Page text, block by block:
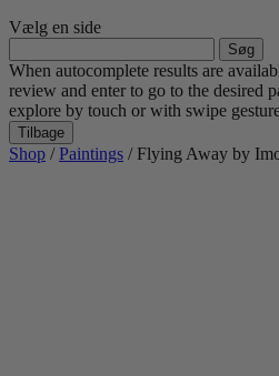
Vælg en side
efter:
When autocomplete results are
review and enter to go to the desired
explore by touch or with swipe
Tilbage
Shop /Paintings / Flying Away by